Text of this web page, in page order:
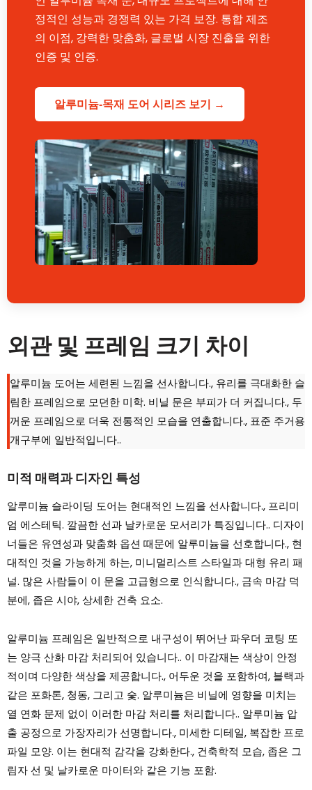
정적인 성능과 경쟁력 있는 가격 보장. 통합 제조
의 이점, 강력한 맞춤화, 글로벌 시장 진출을 위한
인증 및 인증.
알루미늄-목재 도어 시리즈 보기 →
외관 및 프레임 크기 차이
알루미늄 도어는 세련된 느낌을 선사합니다., 유리를 극대화한 슬
림한 프레임으로 모던한 미학. 비닐 문은 부피가 더 커집니다., 두
꺼운 프레임으로 더욱 전통적인 모습을 연출합니다., 표준 주거용
개구부에 일반적입니다..
미적 매력과 디자인 특성
알루미늄 슬라이딩 도어는 현대적인 느낌을 선사합니다., 프리미
엄 에스테틱. 깔끔한 선과 날카로운 모서리가 특징입니다.. 디자이
너들은 유연성과 맞춤화 옵션 때문에 알루미늄을 선호합니다., 현
대적인 것을 가능하게 하는, 미니멀리스트 스타일과 대형 유리 패
널. 많은 사람들이 이 문을 고급형으로 인식합니다., 금속 마감 덕
분에, 좁은 시야, 상세한 건축 요소.
알루미늄 프레임은 일반적으로 내구성이 뛰어난 파우더 코팅 또
는 양극 산화 마감 처리되어 있습니다.. 이 마감재는 색상이 안정
적이며 다양한 색상을 제공합니다., 어두운 것을 포함하여, 블랙과
같은 포화톤, 청동, 그리고 숯. 알루미늄은 비닐에 영향을 미치는
열 연화 문제 없이 이러한 마감 처리를 처리합니다.. 알루미늄 압
출 공정으로 가장자리가 선명합니다., 미세한 디테일, 복잡한 프로
파일 모양. 이는 현대적 감각을 강화한다., 건축학적 모습, 좁은 그
림자 선 및 날카로운 마이터와 같은 기능 포함.